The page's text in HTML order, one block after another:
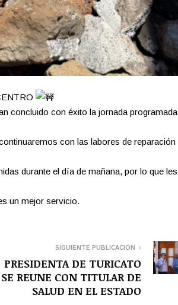
concluido con éxito la jornada programada
con las labores de reparación
durante el día de mañana, por lo que les
un mejor servicio.
SIGUIENTE PUBLICACIÓN
PRESIDENTA DE TURICATO
SE REUNE CON TITULAR DE
SALUD EN EL ESTADO